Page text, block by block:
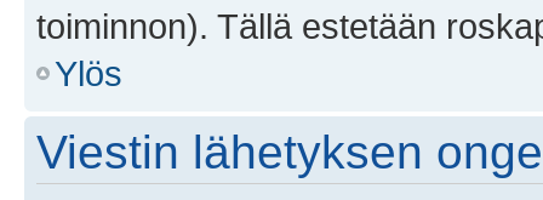
toiminnon). Tällä estetään
Ylös
Viestin lähetyksen